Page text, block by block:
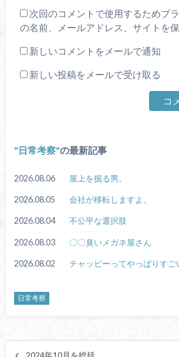
次回のコメントで使用するためブ
の名前、メールアドレス、サイトを保
新しいコメントをメールで通知
新しい投稿をメールで受け取る
日常考察 の最新記事
2026.08.06 屋上を掘る男。
2026.08.05 会社が移転しますよ。
2026.08.04 不公平な選択肢
2026.08.03 〇〇臭いメガネ屋さん
2026.08.02 チャッピーってやっぱりすご
日常考察
2024年10月を総括。